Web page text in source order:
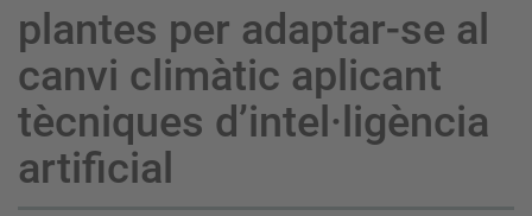
plantes per adaptar-se al
canvi climàtic aplicant
tècniques d’intel·ligència
artificial